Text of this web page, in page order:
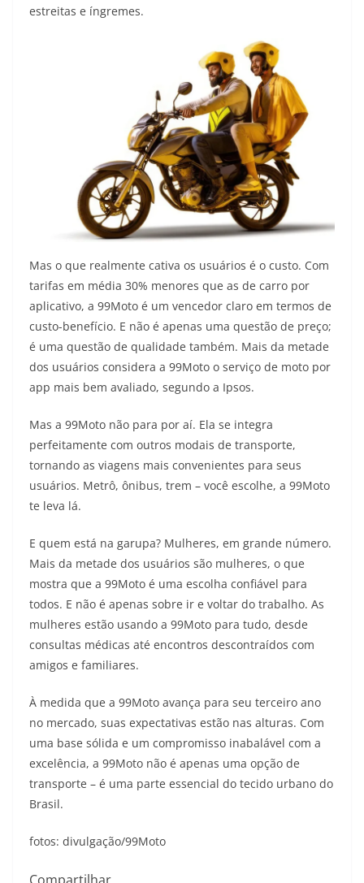
estreitas e íngremes.
Mas o que realmente cativa os usuários é o custo. Com
tarifas em média 30% menores que as de carro por
aplicativo, a 99Moto é um vencedor claro em termos de
custo-benefício. E não é apenas uma questão de preço;
é uma questão de qualidade também. Mais da metade
dos usuários considera a 99Moto o serviço de moto por
app mais bem avaliado, segundo a Ipsos.
Mas a 99Moto não para por aí. Ela se integra
perfeitamente com outros modais de transporte,
tornando as viagens mais convenientes para seus
usuários. Metrô, ônibus, trem – você escolhe, a 99Moto
te leva lá.
E quem está na garupa? Mulheres, em grande número.
Mais da metade dos usuários são mulheres, o que
mostra que a 99Moto é uma escolha confiável para
todos. E não é apenas sobre ir e voltar do trabalho. As
mulheres estão usando a 99Moto para tudo, desde
consultas médicas até encontros descontraídos com
amigos e familiares.
À medida que a 99Moto avança para seu terceiro ano
no mercado, suas expectativas estão nas alturas. Com
uma base sólida e um compromisso inabalável com a
excelência, a 99Moto não é apenas uma opção de
transporte – é uma parte essencial do tecido urbano do
Brasil.
fotos: divulgação/99Moto